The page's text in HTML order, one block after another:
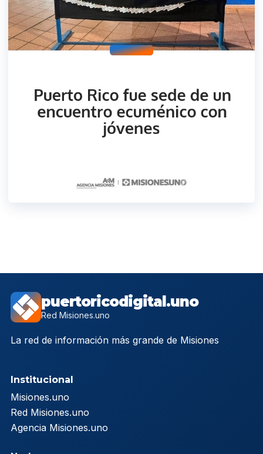
puertoricodigital.uno
Red Misiones.uno
La red de información más grande de Misiones
Institucional
Misiones.uno
Red Misiones.uno
Agencia Misiones.uno